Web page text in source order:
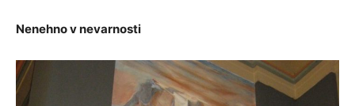
Nenehno v nevarnosti